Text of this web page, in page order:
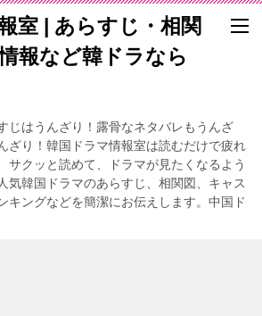
室 | あらすじ・相関
報など韓ドラなら
じはうんざり！露骨なネタバレもうんざ
ざり！韓国ドラマ情報室は読むだけで疲れ
サクッと読めて、ドラマが見たくなるよう
気韓国ドラマのあらすじ、相関図、キャス
キングなどを簡潔にお伝えします。中国ド